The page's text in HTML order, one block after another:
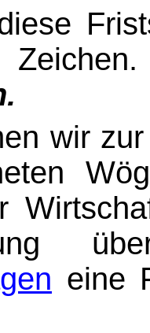
wir
eine